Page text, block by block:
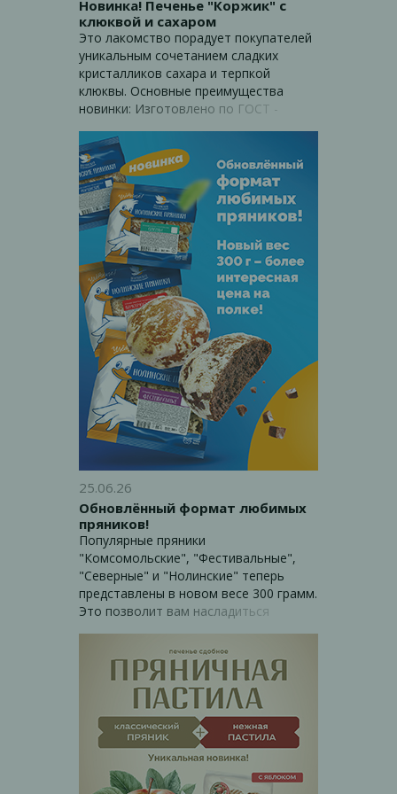
бухгалтерия соблюдают требования и
сроки.
Новинка! Печенье "Коржик" с
клюквой и сахаром
Это лакомство порадует покупателей
уникальным сочетанием сладких
кристалликов сахара и терпкой
клюквы. Основные преимущества
новинки: Изготовлено по ГОСТ -
безопасность. Натуральные
ингредиенты: мука высшего сорта,
подслащенная клюква, на молоке
Приятный баланс вкуса: сладость
сахара и легкая кислинка клюквы
25.06.26
Обновлённый формат любимых
пряников!
Популярные пряники
"Комсомольские", "Фестивальные",
"Северные" и "Нолинские" теперь
представлены в новом весе 300 грамм.
Это позволит вам насладиться
привлекательной цене на полке.
Отличная возможность побаловать
себя и близких!